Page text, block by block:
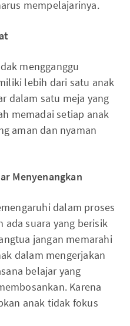
mempelajarinya.
mengganggu
lebih dari satu anak
dalam satu meja yang
memadai setiap anak
aman dan nyaman
Menyenangkan
dalam proses
ada suara yang berisik
jangan memarahi
dalam mengerjakan
belajar yang
Karena
anak tidak fokus